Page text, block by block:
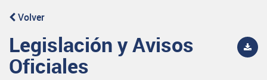
Volver
Legislación y Avisos
Oficiales